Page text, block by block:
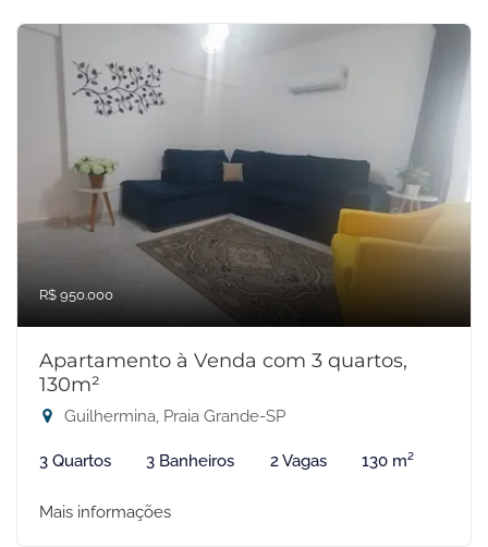
R$ 950.000
Apartamento à Venda com 3 quartos,
130m²
Guilhermina, Praia Grande-SP
3 Quartos 3 Banheiros 2 Vagas 130 m²
Mais informações